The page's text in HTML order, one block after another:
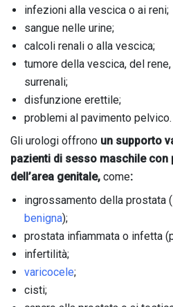
infezioni alla vescica o ai reni;
sangue nelle urine;
calcoli renali o alla vescica;
tumore della vescica, del
surrenali;
disfunzione erettile;
problemi al pavimento pelvico.
Gli urologi offrono un supporto
pazienti di sesso maschile
dell’area genitale, come:
ingrossamento della prostata (
benigna);
prostata infiammata o infetta
infertilità;
varicocele;
cisti;